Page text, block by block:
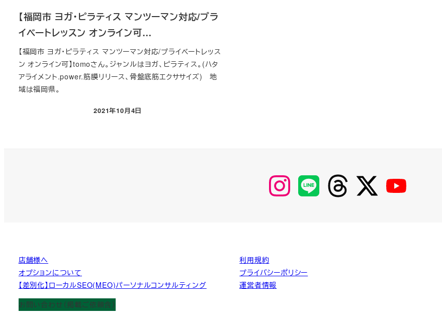
【福岡市 ヨガ・ピラティス マンツーマン対応/プラ
イベートレッスン オンライン可…
【福岡市 ヨガ・ピラティス マンツーマン対応/プライベートレッス
ン オンライン可】tomoさん。ジャンルはヨガ、ピラティス。(ハタ
アライメント.power.筋膜リリース、骨盤底筋エクササイズ) 地
域は福岡県。
投稿日
2021年10月4日
【Instagram】
MyKOBAKO
【LINE】 【threads】 【Twitter】
店舗様へ
オプションについて
【差別化】ローカルSEO(MEO)パーソナルコンサルティング
お問い合わせ（掲載ご依頼含）
利用規約
プライバシーポリシー
運営者情報